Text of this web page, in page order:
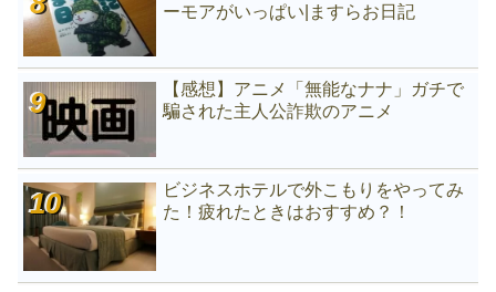
ーモアがいっぱい|ますらお日記
【感想】アニメ「無能なナナ」ガチで
騙された主人公詐欺のアニメ
ビジネスホテルで外こもりをやってみ
た！疲れたときはおすすめ？！